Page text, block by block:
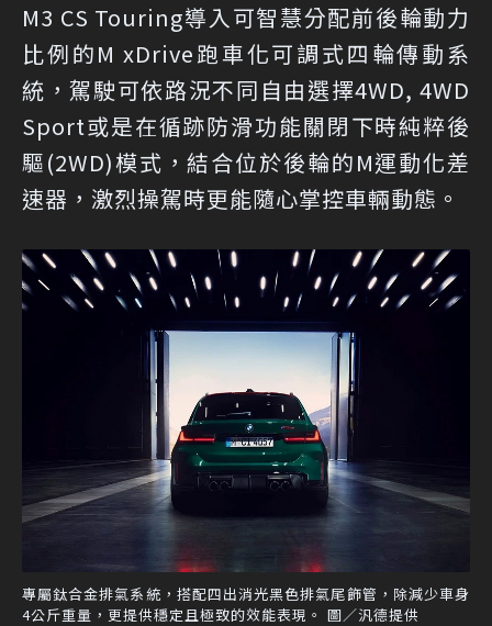
M3 CS Touring導入可智慧分配前後輪動力
比例的M xDrive跑車化可調式四輪傳動系
統，駕駛可依路況不同自由選擇4WD, 4WD
Sport或是在循跡防滑功能關閉下時純粹後
驅(2WD)模式，結合位於後輪的M運動化差
速器，激烈操駕時更能隨心掌控車輛動態。
專屬鈦合金排氣系統，搭配四出消光黑色排氣尾飾管，除減少車身
4公斤重量，更提供穩定且極致的效能表現。 圖／汎德提供